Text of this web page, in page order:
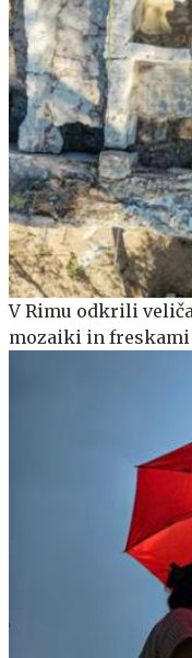
V Rimu odkrili
mozaiki in freskami